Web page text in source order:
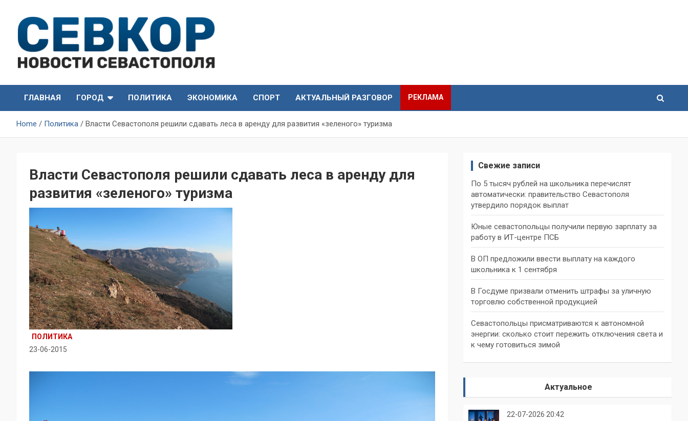
content
СевКор — Новости
Севастополя
Севастополя
ГЛАВНАЯ
ГОРОД ПОЛИТИКА ЭКОНОМИКА СПОРТ АКТУАЛЬНЫЙ РАЗГОВОР РЕКЛАМА
Home Политика Власти Севастополя решили сдавать леса в аренду для развития «зеленого» туризма
Власти Севастополя решили сдавать леса в аренду для
развития «зеленого» туризма
ПОЛИТИКА
23-06-2015
Свежие записи
По 5 тысяч рублей на школьника перечислят
автоматически: правительство Севастополя
утвердило порядок выплат
Юные севастопольцы получили первую зарплату за
работу в ИТ-центре ПСБ
В ОП предложили ввести выплату на каждого
школьника к 1 сентября
В Госдуме призвали отменить штрафы за уличную
торговлю собственной продукцией
Севастопольцы присматриваются к автономной
энергии: сколько стоит пережить отключения света и
к чему готовиться зимой
Актуальное
22-07-2026 20:42